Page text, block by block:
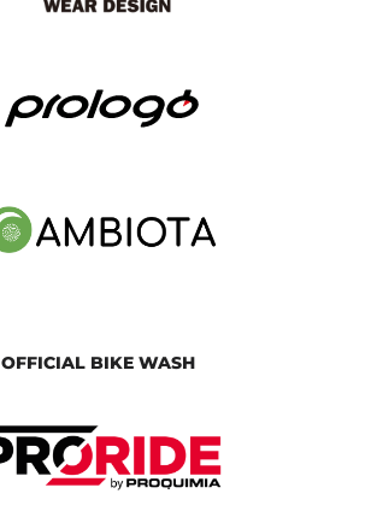
OFFICIAL BIKE WASH